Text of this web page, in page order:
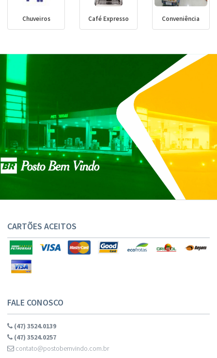
Chuveiros Café Expresso Conveniência
CARTÕES ACEITOS
FALE CONOSCO
(47) 3524.0139
(47) 3524.0257
contato@postobemvindo.com.br